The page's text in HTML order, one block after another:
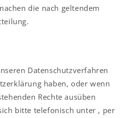
die nach geltendem
Datenschutzverfahren
haben, oder wenn
Rechte ausüben
bitte telefonisch unter , per